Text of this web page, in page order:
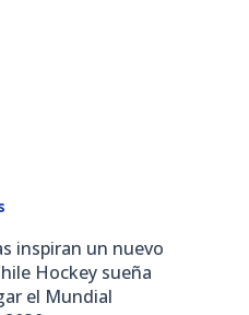
inspiran un nuevo
Hockey sueña
el Mundial